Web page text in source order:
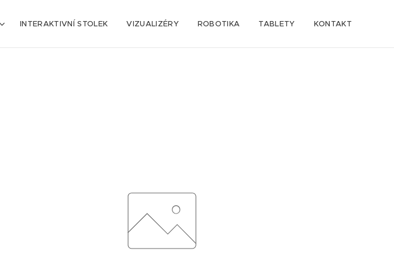
INTERAKTIVNÍ STOLEK VIZUALIZÉRY ROBOTIKA TABLETY KONTAKT